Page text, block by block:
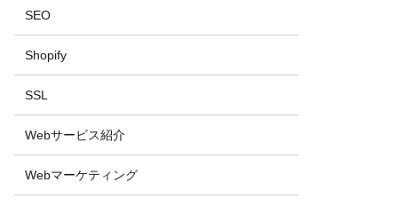
SEO
Shopify
SSL
Webサービス紹介
Webマーケティング